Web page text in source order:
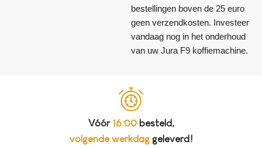
bestellingen boven de 25 euro
geen verzendkosten. Investeer
vandaag nog in het onderhoud
van uw Jura F9 koffiemachine.
Vóór 16:00besteld,
volgende werkdaggeleverd!